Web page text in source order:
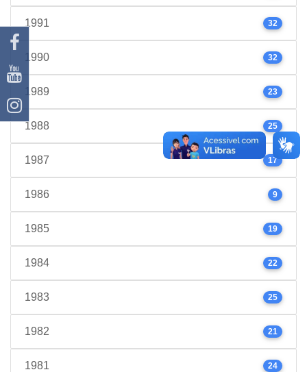
1991 32
1990 32
1989 23
1988 25
1987 17
1986 9
1985 19
1984 22
1983 25
1982 21
1981 24